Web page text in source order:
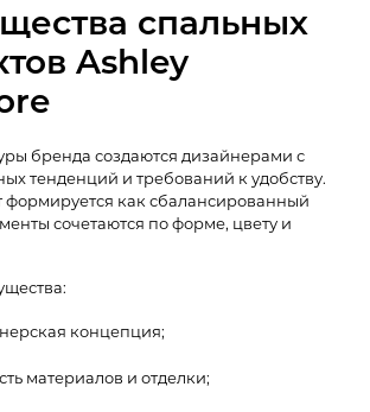
спальных
Ashley
бренда создаются дизайнерами с
тенденций и требований к удобству.
как сбалансированный
сочетаются по форме, цвету и
концепция;
материалов и отделки;